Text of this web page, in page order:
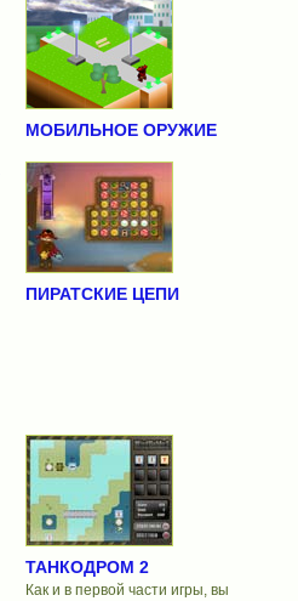
МОБИЛЬНОЕ ОРУЖИЕ
ПИРАТСКИЕ ЦЕПИ
ТАНКОДРОМ 2
Как и в первой части игры, вы